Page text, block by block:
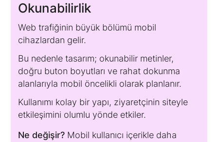
Okunabilirlik
Web trafiğinin büyük bölümü mobil
cihazlardan gelir.
Bu nedenle tasarım; okunabilir metinler,
doğru buton boyutları ve rahat dokunma
alanlarıyla mobil öncelikli olarak planlanır.
Kullanımı kolay bir yapı, ziyaretçinin siteyle
etkileşimini olumlu yönde etkiler.
Ne değişir? Mobil kullanıcı içerikle daha